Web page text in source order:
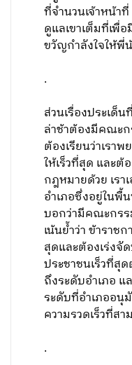
ที่จำนวนเจ้าหน้าที่
ดูแลเขาเต็มที่เพื่
ขวัญกำลังใจให้พี่
.
ส่วนเรื่องประเด็
ล่าช้าต้องมีคณะ
ต้องเรียนว่าเราพ
ให้เร็วที่สุด และ
กฎหมายด้วย เร
อำเภอซึ่งอยู่ในพื้
บอกว่ามีคณะกร
เน้นย้ำว่า ข้าราช
สุดและต้องเร่งจั
ประชาชนเร็วที่สุ
ถึงระดับอำเภอ แ
ระดับที่อำเภออนุ
ความรวดเร็วที่ส
.